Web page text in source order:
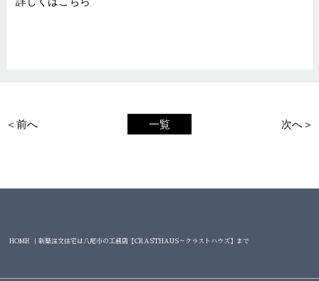
一覧
＜前へ 次へ＞
HOME ｜新築注文住宅は八尾市の工務店【CRASTHAUS～クラストハウズ】まで